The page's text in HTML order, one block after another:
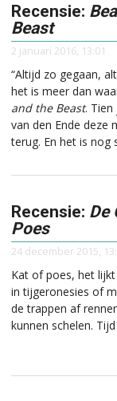
Recensie:
Beast
2 januari 2016, 13:01
“Altijd zo gegaan,
het is meer dan
and the Beast. Tien
van den Ende deze
terug. En het is nog
Recensie: De
Poes
24 december 2015,
Kat of poes, het
in tijgeronesies of
de trappen af
kunnen schelen.